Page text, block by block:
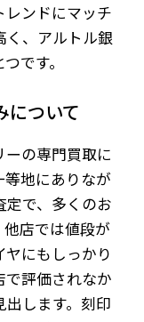
レンドにマッチ
く、アルトル銀
です。
について
の専門買取に
地にありなが
定で、多くのお
店では値段が
にもしっかり
で評価されなか
します。刻印